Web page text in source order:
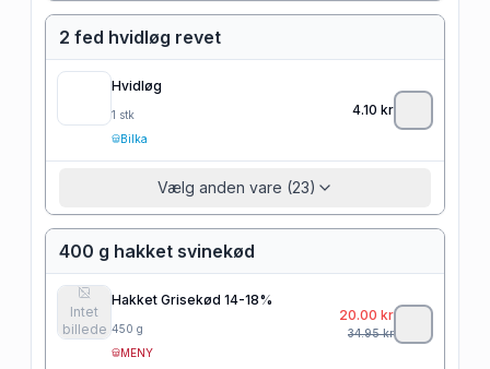
2 fed hvidløg revet
Hvidløg
1 stk
Bilka
4.10 kr
Vælg anden vare (23)
400 g hakket svinekød
Intet
billede
Hakket Grisekød 14-18%
450 g
MENY
20.00 kr
34.95kr